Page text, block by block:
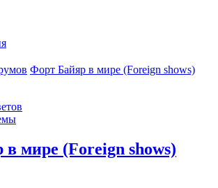
Форт Байяр в мире (Foreign shows)
мире (Foreign shows)